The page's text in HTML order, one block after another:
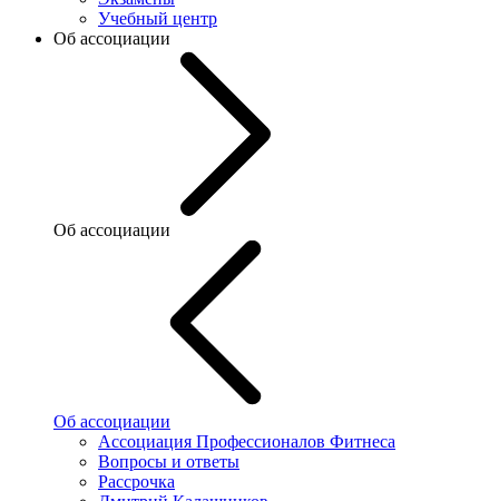
Учебный центр
Об ассоциации
Об ассоциации
Об ассоциации
Ассоциация Профессионалов Фитнеса
Вопросы и ответы
Рассрочка